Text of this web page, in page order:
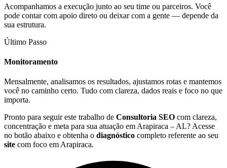
Acompanhamos a execução junto ao seu time ou parceiros. Você
pode contar com apoio direto ou deixar com a gente — depende da
sua estrutura.
Último Passo
Monitoramento
Mensalmente, analisamos os resultados, ajustamos rotas e mantemos
você no caminho certo. Tudo com clareza, dados reais e foco no que
importa.
Pronto para seguir este trabalho de Consultoria SEO com clareza,
concentração e meta para sua atuação em Arapiraca – AL? Acesse
no botão abaixo e obtenha o diagnóstico completo referente ao seu
site com foco em Arapiraca.